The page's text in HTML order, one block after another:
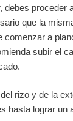
debes
que la
comenzar a
subir el
rizo y de la
hasta lograr un